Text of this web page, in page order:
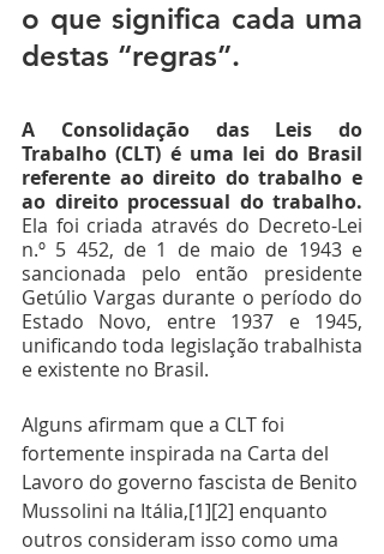
o que significa cada uma
destas “regras”.
A Consolidação das Leis do
Trabalho (CLT) é uma lei do Brasil
referente ao direito do trabalho e
ao direito processual do trabalho.
Ela foi criada através do Decreto-Lei
n.º 5 452, de 1 de maio de 1943 e
sancionada pelo então presidente
Getúlio Vargas durante o período do
Estado Novo, entre 1937 e 1945,
unificando toda legislação trabalhista
e existente no Brasil.
Alguns afirmam que a CLT foi
fortemente inspirada na Carta del
Lavoro do governo fascista de Benito
Mussolini na Itália,[1][2] enquanto
outros consideram isso como uma